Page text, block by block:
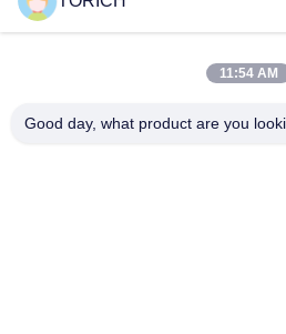
Γύρος Εργοστασίων
11:54 AM
Good day, what product are you